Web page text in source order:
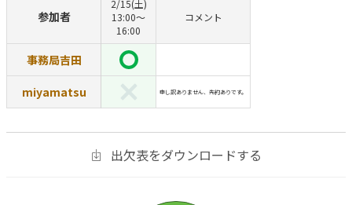
参加者
2/15(土)
13:00〜
16:00
コメント
事務局吉田
miyamatsu 申し訳ありません、先約ありです。
出欠表をダウンロードする